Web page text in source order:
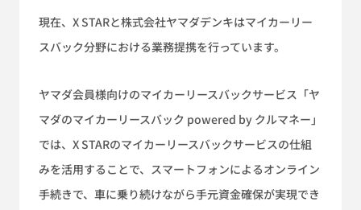
現在、X STARと株式会社ヤマダデンキはマイカーリー
スバック分野における業務提携を行っています。
ヤマダ会員様向けのマイカーリースバックサービス「ヤ
マダのマイカーリースバック powered by クルマネー」
では、X STARのマイカーリースバックサービスの仕組
みを活用することで、スマートフォンによるオンライン
手続きで、車に乗り続けながら手元資金確保が実現でき